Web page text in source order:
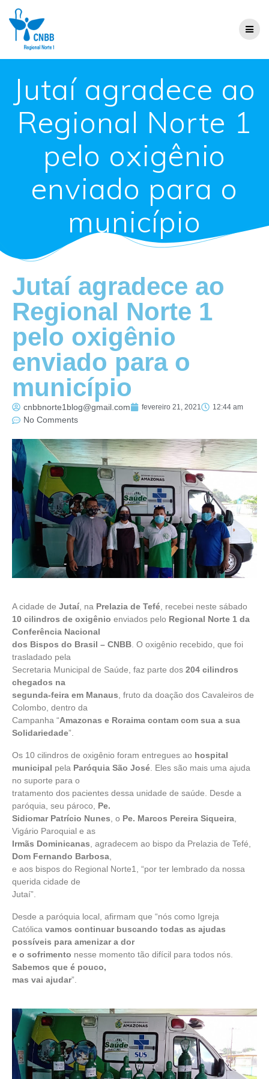
Jutaí agradece ao
Regional Norte 1
pelo oxigênio
enviado para o
município
Jutaí agradece ao
Regional Norte 1
pelo oxigênio
enviado para o
município
cnbbnorte1blog@gmail.com fevereiro 21, 2021 12:44 am
No Comments
A cidade de Jutaí , na Prelazia de Tefé , recebei neste sábado
10 cilindros de oxigênio enviados pelo Regional Norte 1 da
Conferência Nacional
dos Bispos do Brasil – CNBB . O oxigênio recebido, que foi
trasladado pela
Secretaria Municipal de Saúde, faz parte dos 204 cilindros
chegados na
segunda-feira em Manaus , fruto da doação dos Cavaleiros de
Colombo, dentro da
Campanha “Amazonas e Roraima contam com sua a sua
Solidariedade”.
Os 10 cilindros de oxigênio foram entregues ao hospital
municipal pela Paróquia São José . Eles são mais uma ajuda
no suporte para o
tratamento dos pacientes dessa unidade de saúde. Desde a
paróquia, seu pároco, Pe.
Sidiomar Patrício Nunes , o Pe. Marcos Pereira Siqueira
Vigário Paroquial e as
Irmãs Dominicanas , agradecem ao bispo da Prelazia de Tefé,
Dom Fernando Barbosa
e aos bispos do Regional Norte1, “por ter lembrado da nossa
querida cidade de
Jutaí”.
Desde a paróquia local, afirmam que “nós como Igreja
Católica vamos continuar buscando todas as ajudas
possíveis para amenizar a dor
e o sofrimento nesse momento tão difícil para todos nós.
Sabemos que é pouco,
mas vai ajudar”.